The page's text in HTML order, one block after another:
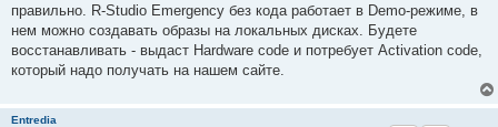
правильно. R-Studio Emergency без кода работает в Demo-режиме, в
нем можно создавать образы на локальных дисках. Будете
восстанавливать - выдаст Hardware code и потребует Activation code,
который надо получать на нашем сайте.
Entredia